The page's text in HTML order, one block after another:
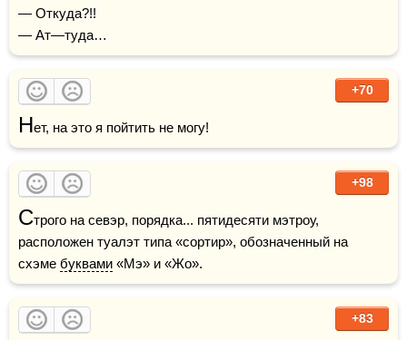
— Откуда?!!
— Ат—туда…
+70
Нет, на это я пойтить не могу!
+98
Строго на севэр, порядка... пятидесяти мэтроу,
расположен туалэт типа «сортир», обозначенный на
схэме буквами «Мэ» и «Жо».
+83